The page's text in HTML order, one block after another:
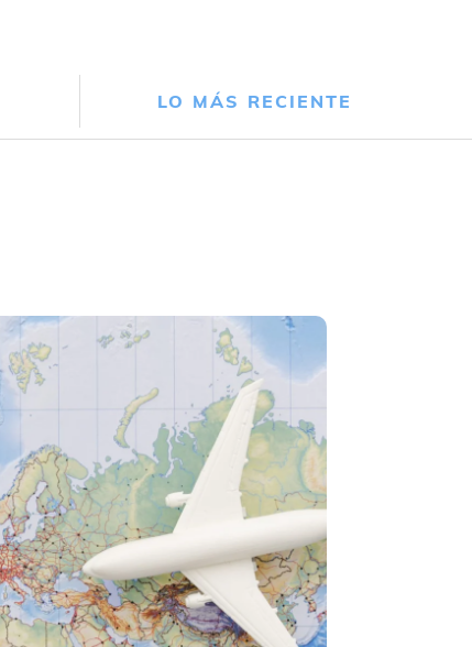
LO MÁS RECIENTE